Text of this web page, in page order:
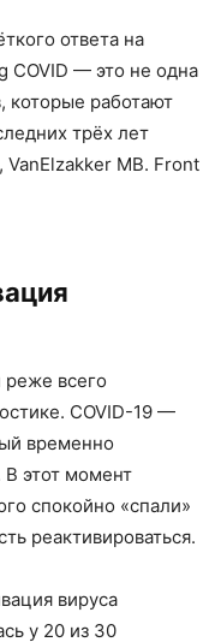
ответа на
COVID — это не одна
которые работают
трёх лет
MB. Front
реже всего
COVID-19 —
временно
этот момент
спокойно «спали»
реактивироваться.
вируса
у 20 из 30